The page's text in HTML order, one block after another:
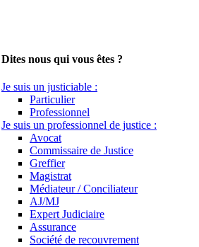
Dites nous qui vous êtes ?
Je suis un justiciable :
Particulier
Professionnel
Je suis un professionnel de justice :
Avocat
Commissaire de Justice
Greffier
Magistrat
Médiateur / Conciliateur
AJ/MJ
Expert Judiciaire
Assurance
Société de recouvrement